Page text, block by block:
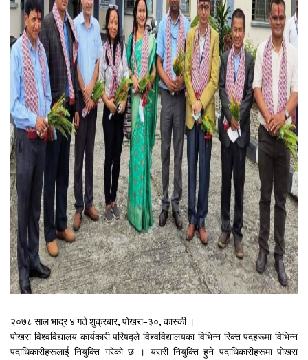
२०७८ साल भाद्र ४ गते शुक्रबार, पोखरा–३०, कास्की ।
पोखरा विश्वविद्यालय कार्यकारी परिषद्ले विश्वविद्यालयका विभिन्न रिक्त पदहरूमा विभिन्न
पदाधिकारीहरूलाई नियुक्ति गरेको छ । यसरी नियुक्ति हुने पदाधिकारीहरूमा पोखरा